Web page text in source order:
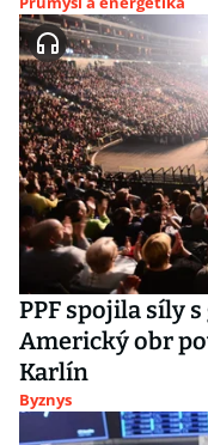
PPF spojila síly
Americký obr
Karlín
Byznys